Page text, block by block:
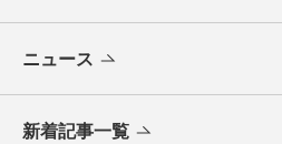
ニュース
新着記事一覧